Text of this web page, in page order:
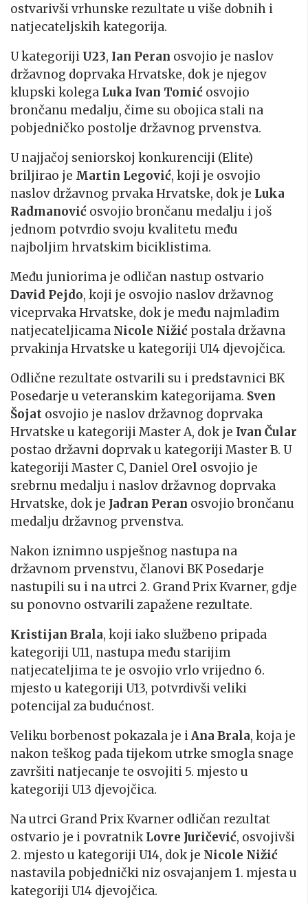
ostvarivši vrhunske rezultate u više dobnih i
natjecateljskih kategorija.
U kategoriji U23, Ian Peran osvojio je naslov
državnog doprvaka Hrvatske, dok je njegov
klupski kolega Luka Ivan Tomić osvojio
brončanu medalju, čime su obojica stali na
pobjedničko postolje državnog prvenstva.
U najjačoj seniorskoj konkurenciji (Elite)
briljirao je Martin Legović, koji je osvojio
naslov državnog prvaka Hrvatske, dok je Luka
Radmanović osvojio brončanu medalju i još
jednom potvrdio svoju kvalitetu među
najboljim hrvatskim biciklistima.
Među juniorima je odličan nastup ostvario
David Pejdo, koji je osvojio naslov državnog
viceprvaka Hrvatske, dok je među najmlađim
natjecateljicama Nicole Nižić postala državna
prvakinja Hrvatske u kategoriji U14 djevojčica.
Odlične rezultate ostvarili su i predstavnici BK
Posedarje u veteranskim kategorijama. Sven
Šojat osvojio je naslov državnog doprvaka
Hrvatske u kategoriji Master A, dok je Ivan Čular
postao državni doprvak u kategoriji Master B. U
kategoriji Master C, Daniel Orel osvojio je
srebrnu medalju i naslov državnog doprvaka
Hrvatske, dok je Jadran Peran osvojio brončanu
medalju državnog prvenstva.
Nakon iznimno uspješnog nastupa na
državnom prvenstvu, članovi BK Posedarje
nastupili su i na utrci 2. Grand Prix Kvarner, gdje
su ponovno ostvarili zapažene rezultate.
Kristijan Brala, koji iako službeno pripada
kategoriji U11, nastupa među starijim
natjecateljima te je osvojio vrlo vrijedno 6.
mjesto u kategoriji U13, potvrdivši veliki
potencijal za budućnost.
Veliku borbenost pokazala je iAna Brala, koja je
nakon teškog pada tijekom utrke smogla snage
završiti natjecanje te osvojiti 5. mjesto u
kategoriji U13 djevojčica.
Na utrci Grand Prix Kvarner odličan rezultat
ostvario je i povratnikLovre Juričević, osvojivši
2. mjesto u kategoriji U14, dok je Nicole Nižić
nastavila pobjednički niz osvajanjem 1. mjesta u
kategoriji U14 djevojčica.